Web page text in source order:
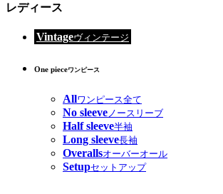
レディース
Vintageヴィンテージ
One pieceワンピース
Allワンピース全て
No sleeveノースリーブ
Half sleeve半袖
Long sleeve長袖
Overallsオーバーオール
Setupセットアップ